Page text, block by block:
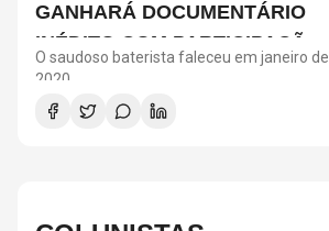
GANHARÁ DOCUMENTÁRIO
INÉDITO COM PARTICIPAÇÃO
DE CHAD SMITH, STEWART
COPELAND E DANNY CAREY
O saudoso baterista faleceu em janeiro de
2020